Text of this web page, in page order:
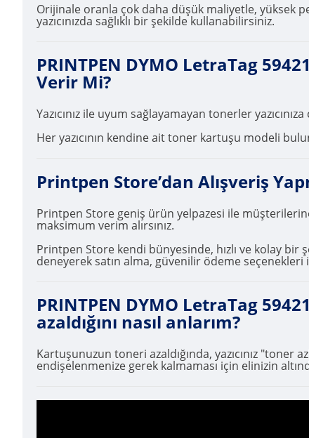
Orijinale oranla çok daha düşük maliyetle, yüksek
yazıcınızda sağlıklı bir şekilde kullanabilirsiniz.
PRINTPEN DYMO LetraTag
Verir Mi?
Yazıcınız ile uyum sağlayamayan tonerler
Her yazıcının kendine ait toner kartuşu modeli
Printpen Store’dan Alışveriş
Printpen Store geniş ürün yelpazesi ile
maksimum verim alırsınız.
Printpen Store kendi bünyesinde, hızlı ve kolay bir
deneyerek satın alma, güvenilir ödeme seçenekleri
PRINTPEN DYMO LetraTag
azaldığını nasıl anlarım?
Kartuşunuzun toneri azaldığında, yazıcınız
endişelenmenize gerek kalmaması için elinizin